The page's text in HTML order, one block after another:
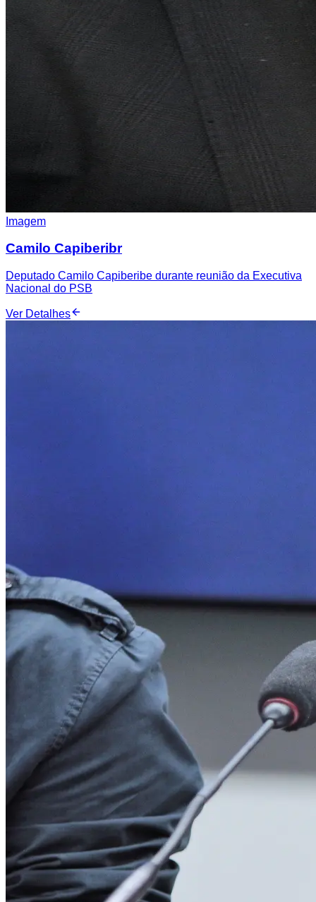
Imagem
Camilo Capiberibr
Deputado Camilo Capiberibe durante reunião da Executiva
Nacional do PSB
Ver Detalhes